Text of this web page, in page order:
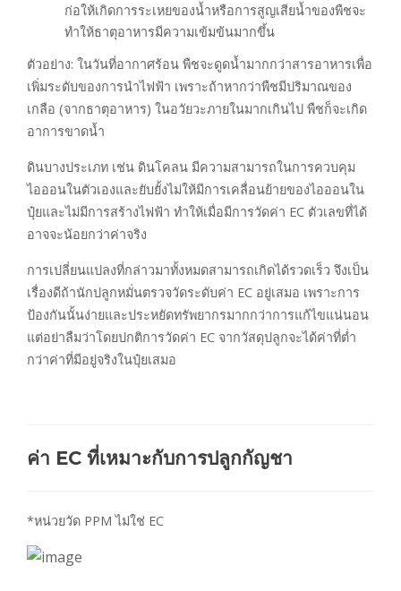
ก่อให้เกิดการระเหยของน้ำหรือการสูญเสียน้ำของพืชจะ
ทำให้ธาตุอาหารมีความเข้มข้นมากขึ้น
ตัวอย่าง: ในวันที่อากาศร้อน พืชจะดูดน้ำมากกว่าสารอาหารเพื่อ
เพิ่มระดับของการนำไฟฟ้า เพราะถ้าหากว่าพืชมีปริมาณของ
เกลือ (จากธาตุอาหาร) ในอวัยวะภายในมากเกินไป พืชก็จะเกิด
อาการขาดน้ำ
ดินบางประเภท เช่น ดินโคลน มีความสามารถในการควบคุม
ไอออนในตัวเองและยับยั้งไม่ให้มีการเคลื่อนย้ายของไอออนใน
ปุ๋ยและไม่มีการสร้างไฟฟ้า ทำให้เมื่อมีการวัดค่า EC ตัวเลขที่ได้
อาจจะน้อยกว่าค่าจริง
การเปลี่ยนแปลงที่กล่าวมาทั้งหมดสามารถเกิดได้รวดเร็ว จึงเป็น
เรื่องดีถ้านักปลูกหมั่นตรวจวัดระดับค่า EC อยู่เสมอ เพราะการ
ป้องกันนั้นง่ายและประหยัดทรัพยากรมากกว่าการแก้ไขแน่นอน
แต่อย่าลืมว่าโดยปกติการวัดค่า EC จากวัสดุปลูกจะได้ค่าที่ต่ำ
กว่าค่าที่มีอยู่จริงในปุ๋ยเสมอ
ค่า EC ที่เหมาะกับการปลูกกัญชา
*หน่วยวัด PPM ไม่ใช่ EC